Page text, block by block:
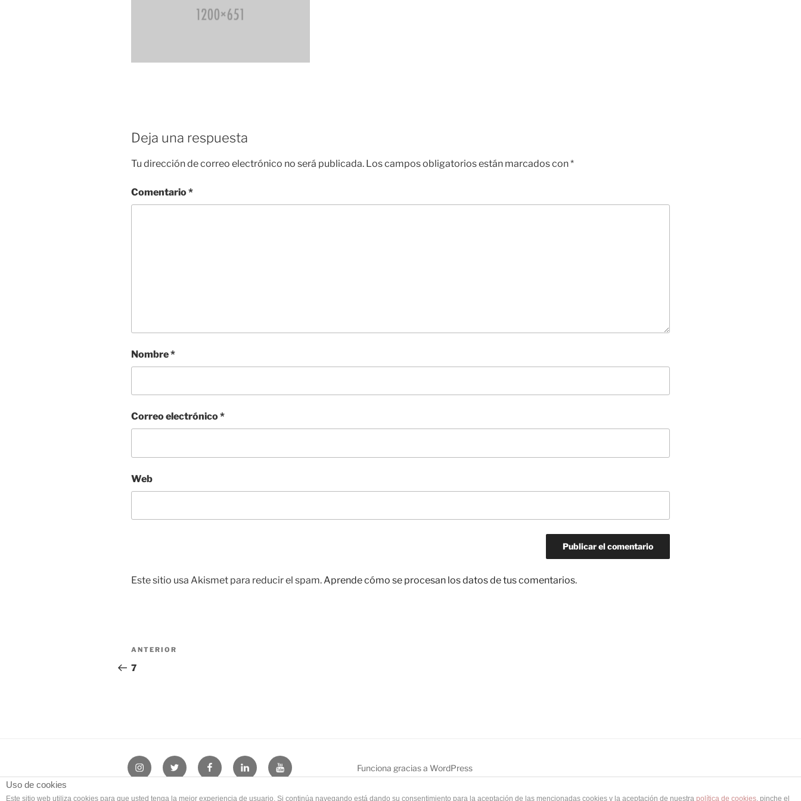
Deja una respuesta
Tu dirección de correo electrónico no será publicada. Los campos obligatorios están marcados con*
Comentario*
Nombre*
Correo electrónico*
Web
Este sitio usa Akismet para reducir el spam.Aprende cómo se procesan los datos de tus comentarios.
Navegación
de
Entrada
anterior:
ANTERIOR
7
InstagramTwitter FacebookLinkedInYoutube
Funciona gracias a WordPress
Uso de cookies
Este sitio web utiliza cookies para que usted tenga la mejor experiencia de usuario. Si continúa navegando está dando su consentimiento para la aceptación de las mencionadas cookies y la aceptación de nuestra política de cookies, pinche el